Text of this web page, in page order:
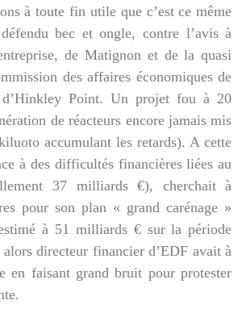
à toute fin utile que c’est ce même
bec et ongle, contre l’avis à
de Matignon et de la quasi
des affaires économiques de
Point. Un projet fou à 20
de réacteurs encore jamais mis
accumulant les retards). A cette
à des difficultés financières liées au
37 milliards €), cherchait à
pour son plan « grand carénage »
à 51 milliards € sur la période
directeur financier d’EDF avait à
en faisant grand bruit pour protester